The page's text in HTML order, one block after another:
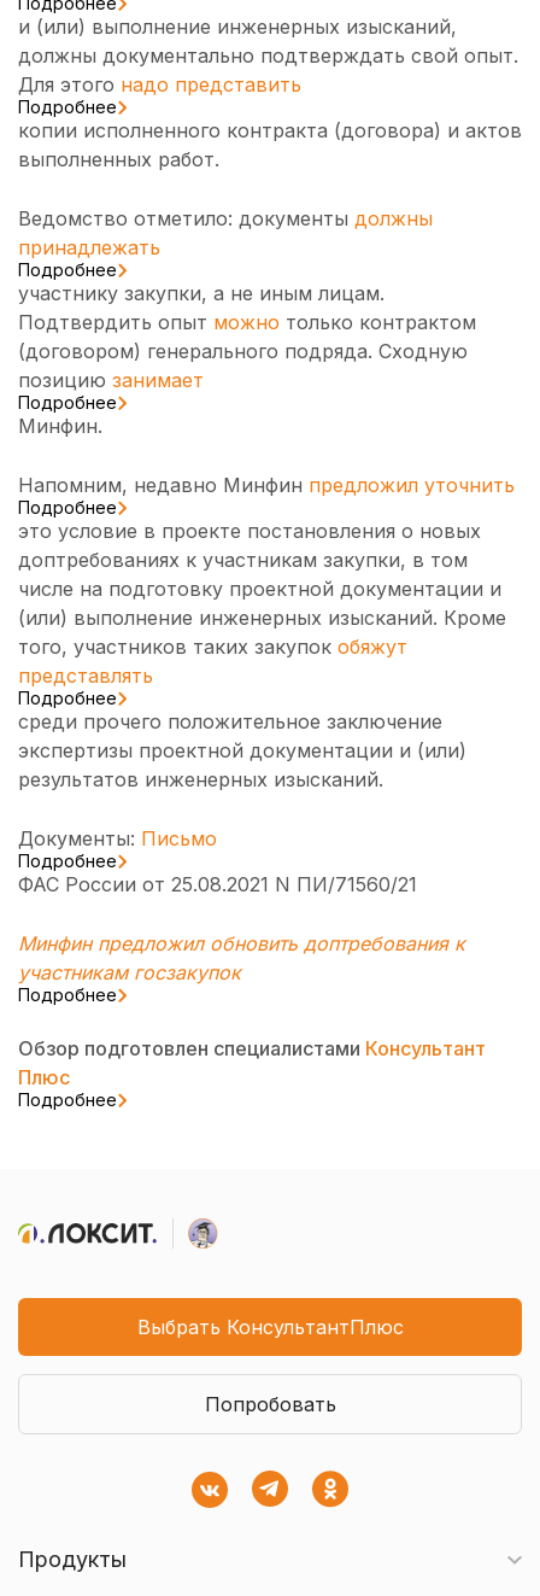
и (или) выполнение инженерных изысканий,
должны документально подтверждать свой опыт.
Для этого надо представить
Подробнее
копии исполненного контракта (договора) и актов
выполненных работ.
Ведомство отметило: документы должны
принадлежать
Подробнее
участнику закупки, а не иным лицам.
Подтвердить опыт можно только контрактом
(договором) генерального подряда. Сходную
позицию занимает
Подробнее
Минфин.
Напомним, недавно Минфин предложил уточнить
Подробнее
это условие в проекте постановления о новых
доптребованиях к участникам закупки, в том
числе на подготовку проектной документации и
(или) выполнение инженерных изысканий. Кроме
того, участников таких закупок обяжут
представлять
Подробнее
среди прочего положительное заключение
экспертизы проектной документации и (или)
результатов инженерных изысканий.
Документы: Письмо
Подробнее
ФАС России от 25.08.2021 N ПИ/71560/21
Минфин предложил обновить доптребования к
участникам госзакупок
Подробнее
Обзор подготовлен специалистами Консультант
Плюс
Подробнее
Выбрать КонсультантПлюс
Попробовать
Продукты